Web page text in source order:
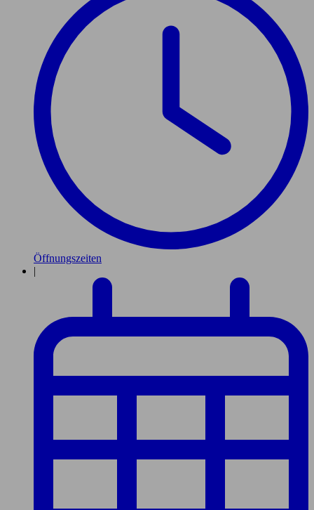
Öffnungszeiten
|